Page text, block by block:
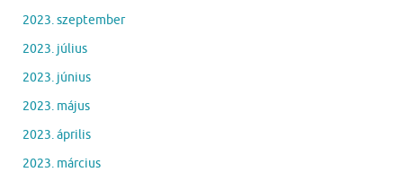
2023. szeptember
2023. július
2023. június
2023. május
2023. április
2023. március